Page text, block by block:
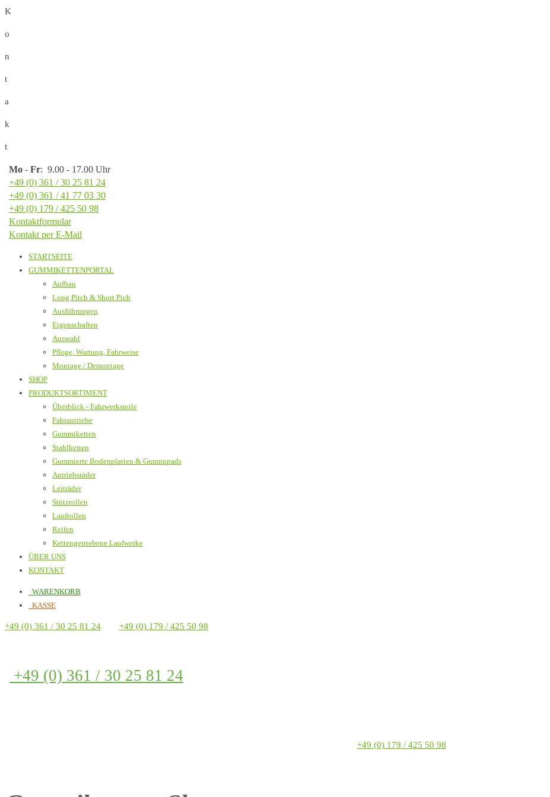
K
o
n
t
a
k
t
Mo - Fr: 9.00 - 17.00 Uhr
+49 (0) 361 / 30 25 81 24
+49 (0) 361 / 41 77 03 30
+49 (0) 179 / 425 50 98
Kontaktformular
Kontakt per E-Mail
STARTSEITE
GUMMIKETTENPORTAL
Aufbau
Long Pitch & Short Pich
Ausführungen
Eigenschaften
Auswahl
Pflege, Wartung, Fahrweise
Montage / Demontage
SHOP
PRODUKTSORTIMENT
Überblick - Fahrwerksteile
Fahrantriebe
Gummiketten
Stahlketten
Gummierte Bodenplatten & Gummipads
Antriebsräder
Leiträder
Stützrollen
Laufrollen
Reifen
Kettengetriebene Laufwerke
ÜBER UNS
KONTAKT
WARENKORB
KASSE
+49 (0) 361 / 30 25 81 24 +49 (0) 179 / 425 50 98
+49 (0) 361 / 30 25 81 24
+49 (0) 179 / 425 50 98